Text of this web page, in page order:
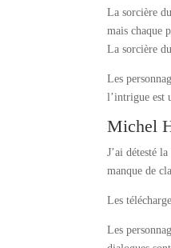
La sorcière
mais chaque
La sorcière
Les
l’intrigue est
Michel
J’ai détesté
manque de
Les
Les